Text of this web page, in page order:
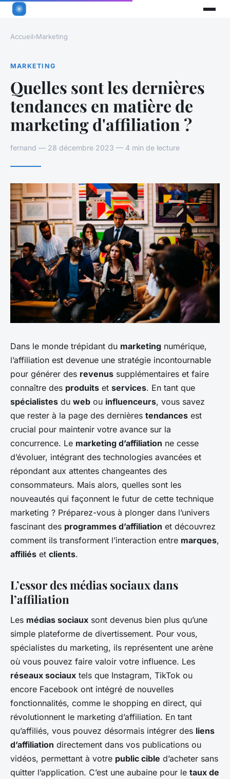
Accueil›Marketing
MARKETING
Quelles sont les dernières
tendances en matière de
marketing d'affiliation ?
fernand — 28 décembre 2023 — 4 min de lecture
Dans le monde trépidant du marketing numérique,
l’affiliation est devenue une stratégie incontournable
pour générer des revenus supplémentaires et faire
connaître des produits et services. En tant que
spécialistes du web ou influenceurs, vous savez
que rester à la page des dernières tendances est
crucial pour maintenir votre avance sur la
concurrence. Le marketing d’affiliation ne cesse
d’évoluer, intégrant des technologies avancées et
répondant aux attentes changeantes des
consommateurs. Mais alors, quelles sont les
nouveautés qui façonnent le futur de cette technique
marketing ? Préparez-vous à plonger dans l’univers
fascinant des programmes d’affiliation et découvrez
comment ils transforment l’interaction entre marques,
affiliés et clients.
L’essor des médias sociaux dans
l’affiliation
Les médias sociaux sont devenus bien plus qu’une
simple plateforme de divertissement. Pour vous,
spécialistes du marketing, ils représentent une arène
où vous pouvez faire valoir votre influence. Les
réseaux sociaux tels que Instagram, TikTok ou
encore Facebook ont intégré de nouvelles
fonctionnalités, comme le shopping en direct, qui
révolutionnent le marketing d’affiliation. En tant
qu’affiliés, vous pouvez désormais intégrer des liens
d’affiliation directement dans vos publications ou
vidéos, permettant à votre public cible d’acheter sans
quitter l’application. C’est une aubaine pour le taux de